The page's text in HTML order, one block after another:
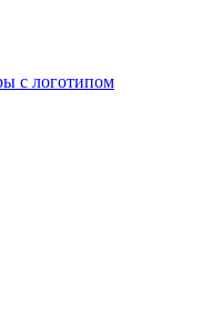
с логотипом